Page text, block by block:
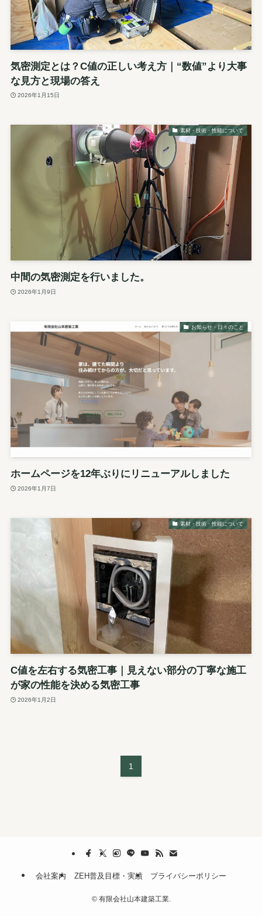
気密測定とは？C値の正しい考え方｜“数値”より大事
な見方と現場の答え
2026年1月15日
素材・技術・性能について
中間の気密測定を行いました。
2026年1月9日
お知らせ・日々のこと
ホームページを12年ぶりにリニューアルしました
2026年1月7日
素材・技術・性能について
C値を左右する気密工事｜見えない部分の丁寧な施工
が家の性能を決める気密工事
2026年1月2日
1
会社案内 ZEH普及目標・実績 プライバシーポリシー
©有限会社山本建築工業.